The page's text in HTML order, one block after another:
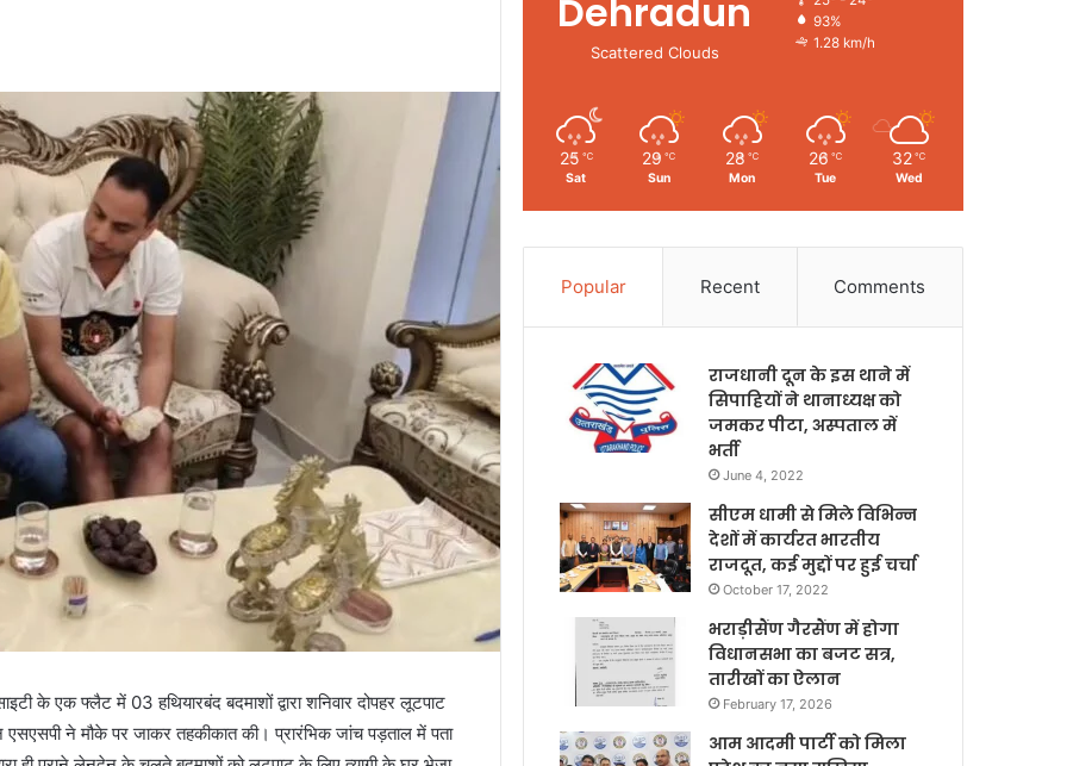
के एक फ्लैट में 03 हथियारबंद बदमाशों द्वारा शनिवार दोपहर लूटपाट
ने मौके पर जाकर तहकीकात की। प्रारंभिक जांच पड़ताल में पता
Dehradun
Scattered Clouds
93%
1.28 km/h
25 ℃
Sat
29 ℃
Sun
28 ℃
Mon
26 ℃
Tue
32 ℃
Wed
Popular Recent Comments
राजधानी दून के इस थाने में
सिपाहियों ने थानाध्यक्ष को
जमकर पीटा, अस्पताल में
भर्ती
June 4, 2022
सीएम धामी से मिले विभिन्न
देशों में कार्यरत भारतीय
राजदूत, कई मुद्दों पर हुई चर्चा
October 17, 2022
भराड़ीसैंण गैरसैंण में होगा
विधानसभा का बजट सत्र,
तारीखों का ऐलान
February 17, 2026
आम आदमी पार्टी को मिला